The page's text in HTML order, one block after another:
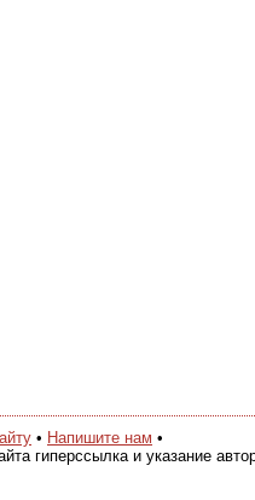
• Напишите нам •
гиперссылка и указание